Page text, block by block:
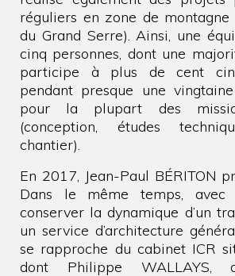
réguliers en zone de montagne
du Grand Serre). Ainsi, une
cinq personnes, dont une
participe à plus de cent
pendant presque une vingtaine
pour la plupart des
(conception, études
chantier).
En 2017, Jean-Paul BÉRITON
Dans le même temps,
conserver la dynamique d’un
un service d’architecture
se rapproche du cabinet ICR
dont Philippe WALLAYS,